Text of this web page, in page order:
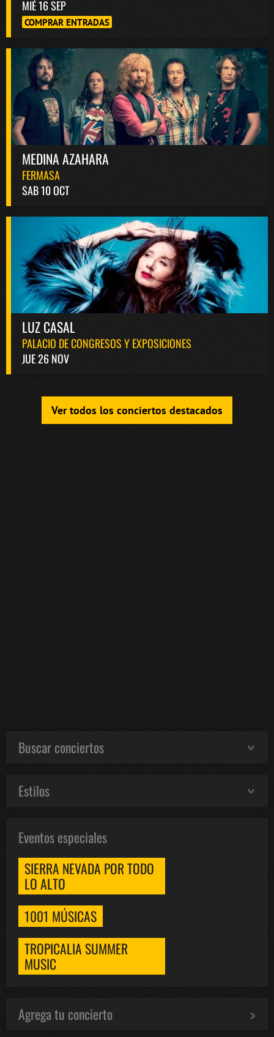
MIÉ 16 SEP
COMPRAR ENTRADAS
MEDINA AZAHARA
FERMASA
SAB 10 OCT
LUZ CASAL
PALACIO DE CONGRESOS Y EXPOSICIONES
JUE 26 NOV
Ver todos los conciertos destacados
Buscar conciertos
Estilos
Eventos especiales
SIERRA NEVADA POR TODO
LO ALTO
1001 MÚSICAS
TROPICALIA SUMMER
MUSIC
Agrega tu concierto